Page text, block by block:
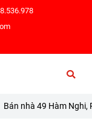
Bán nhà 49 Hàm Nghi,